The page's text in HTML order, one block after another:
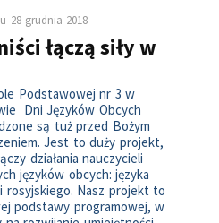
28 grudnia 2018
łączą siły w
Podstawowej nr 3 w
Dni Języków Obcych
są tuż przed Bożym
Jest to duży projekt,
działania nauczycieli
języków obcych: języka
rosyjskiego. Nasz projekt to
podstawy programowej, w